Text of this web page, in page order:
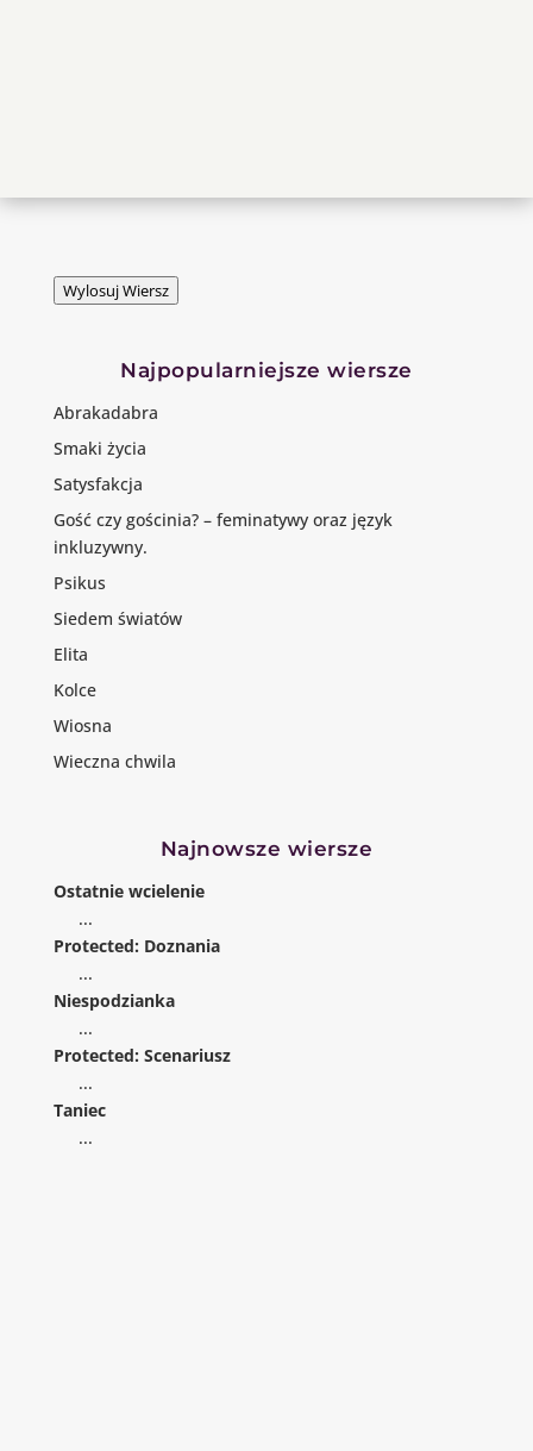
Wylosuj Wiersz
Najpopularniejsze wiersze
Abrakadabra
Smaki życia
Satysfakcja
Gość czy gościnia? – feminatywy oraz język
inkluzywny.
Psikus
Siedem światów
Elita
Kolce
Wiosna
Wieczna chwila
Najnowsze wiersze
Ostatnie wcielenie
...
Protected: Doznania
...
Niespodzianka
...
Protected: Scenariusz
...
Taniec
...